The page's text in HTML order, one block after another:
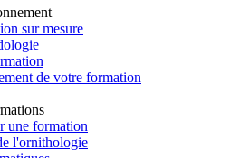
sur mesure
de votre formation
une formation
l'ornithologie